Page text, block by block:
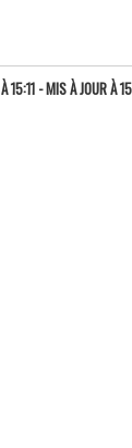
15:11- MIS À JOUR À